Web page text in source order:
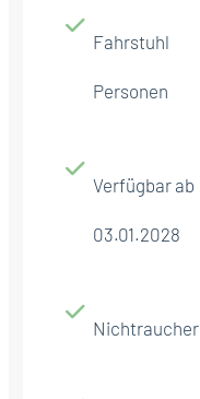
Fahrstuhl
Personen
Verfügbar ab
03.01.2028
Nichtraucher